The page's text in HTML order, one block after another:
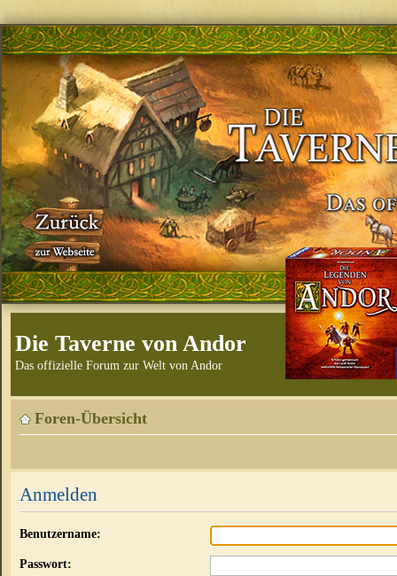
Die Taverne von Andor
Das offizielle Forum zur Welt von Andor
Foren-Übersicht
Anmelden
Benutzername:
Passwort: